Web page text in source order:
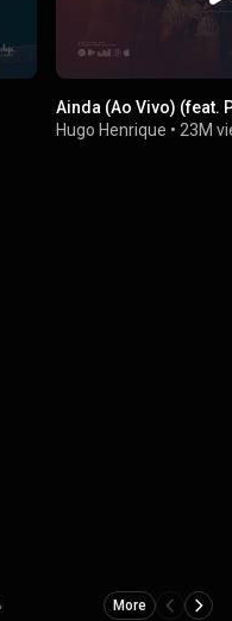
Ainda (Ao Vivo) (feat.
Hugo Henrique • 23M
More